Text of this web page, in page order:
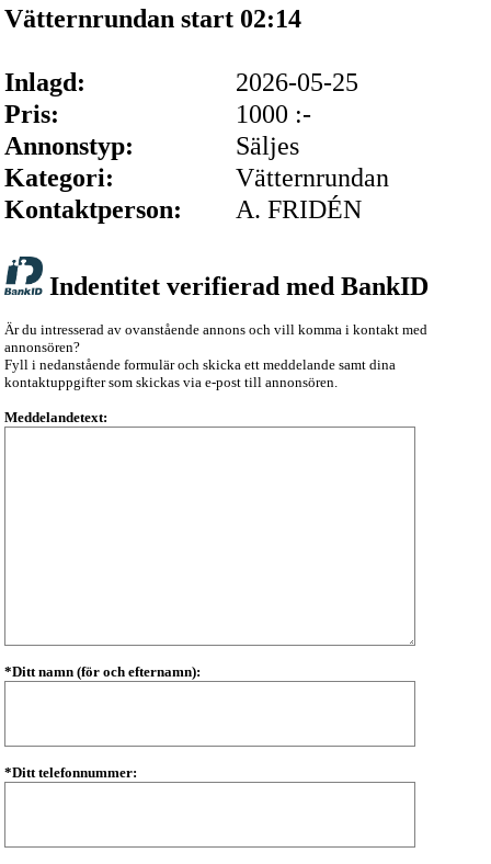
Vätternrundan start 02:14
Inlagd:
2026-05-25
Pris:
1000 :-
Annonstyp:
Säljes
Kategori:
Vätternrundan
Kontaktperson:
A. FRIDÉN
Indentitet verifierad med BankID
Är du intresserad av ovanstående annons och vill komma i kontakt med
annonsören?
Fyll i nedanstående formulär och skicka ett meddelande samt dina
kontaktuppgifter som skickas via e-post till annonsören.
Meddelandetext:
*Ditt namn (för och efternamn):
*Ditt telefonnummer: